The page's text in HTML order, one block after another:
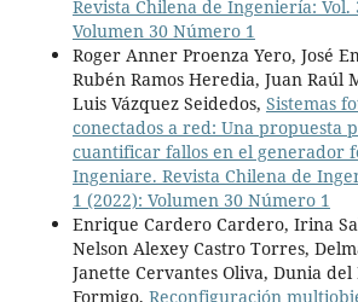
Revista Chilena de Ingeniería: Vol.
Volumen 30 Número 1
Roger Anner Proenza Yero, José
Rubén Ramos Heredia, Juan Raúl
Luis Vázquez Seidedos, Sistemas
conectados a red: Una propuesta
cuantificar fallos en el generador
Ingeniare. Revista Chilena de
1 (2022): Volumen 30 Número 1
Enrique Cardero Cardero, Irina
Nelson Alexey Castro Torres,
Janette Cervantes Oliva, Dunia
Formigo, Reconfiguración